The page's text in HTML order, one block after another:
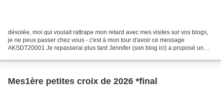
désolée, moi qui voulait rattrape mon retard avec mes visites sur vos blogs,
je ne peux passer chez vous - c'est à mon tour d'avoir ce message
AKSDT20001 Je repasserai plus tard Jennifer (son blog ici) a proposé un
Mes1ère petites croix de 2026 *final